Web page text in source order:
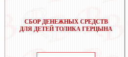
СБОР ДЕНЕЖНЫХ СРЕДСТВ
ДЛЯ ДЕТЕЙ ТОЛИКА ГЕРЦЫНА